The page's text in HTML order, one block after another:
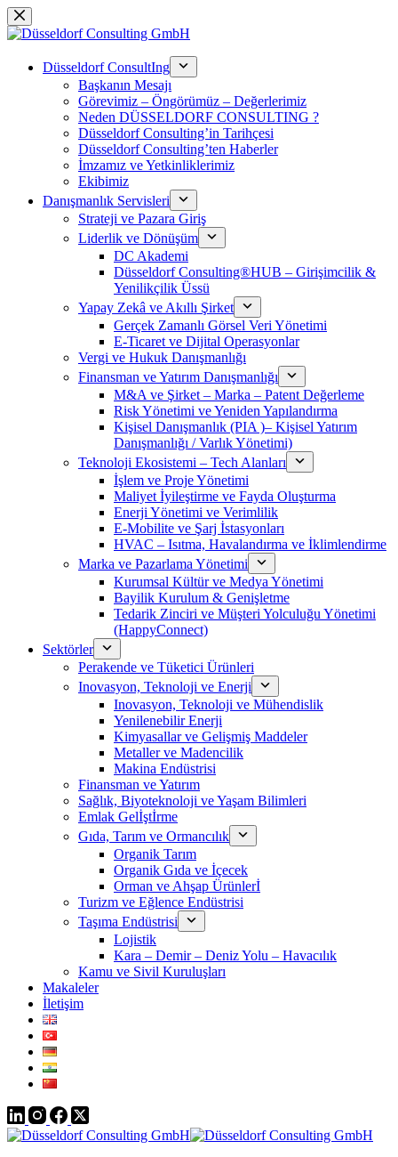
Saltar
al
Düsseldorf ConsultIng
Başkanın Mesajı
Görevimiz – Öngörümüz – Değerlerimiz
Neden DÜSSELDORF CONSULTING ?
Düsseldorf Consulting’in Tarihçesi
Düsseldorf Consulting’ten Haberler
İmzamız ve Yetkinliklerimiz
Ekibimiz
Danışmanlık Servisleri
Strateji ve Pazara Giriş
Liderlik ve Dönüşüm
DC Akademi
Düsseldorf Consulting®HUB – Girişimcilik &
Yenilikçilik Üssü
Yapay Zekâ ve Akıllı Şirket
Gerçek Zamanlı Görsel Veri Yönetimi
E-Ticaret ve Dijital Operasyonlar
Vergi ve Hukuk Danışmanlığı
Finansman ve Yatırım Danışmanlığı
M&A ve Şirket – Marka – Patent Değerleme
Risk Yönetimi ve Yeniden Yapılandırma
Kişisel Danışmanlık (PIA )– Kişisel Yatırım
Danışmanlığı / Varlık Yönetimi)
Teknoloji Ekosistemi – Tech Alanları
İşlem ve Proje Yönetimi
Maliyet İyileştirme ve Fayda Oluşturma
Enerji Yönetimi ve Verimlilik
E-Mobilite ve Şarj İstasyonları
HVAC – Isıtma, Havalandırma ve İklimlendirme
Marka ve Pazarlama Yönetimi
Kurumsal Kültür ve Medya Yönetimi
Bayilik Kurulum & Genişletme
Tedarik Zinciri ve Müşteri Yolculuğu Yönetimi
(HappyConnect)
Sektörler
Perakende ve Tüketici Ürünleri
Inovasyon, Teknoloji ve Enerji
Inovasyon, Teknoloji ve Mühendislik
Yenilenebilir Enerji
Kimyasallar ve Gelişmiş Maddeler
Metaller ve Madencilik
Makina Endüstrisi
Finansman ve Yatırım
Sağlık, Biyoteknoloji ve Yaşam Bilimleri
Emlak Gelİştİrme
Gıda, Tarım ve Ormancılık
Organik Tarım
Organik Gıda ve İçecek
Orman ve Ahşap Ürünlerİ
Turizm ve Eğlence Endüstrisi
Taşıma Endüstrisi
Lojistik
Kara – Demir – Deniz Yolu – Havacılık
Kamu ve Sivil Kuruluşları
Makaleler
İletişim